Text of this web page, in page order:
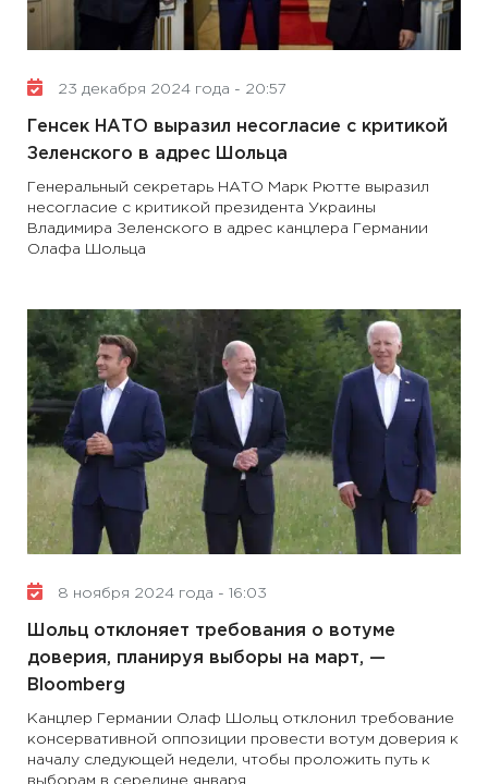
23 декабря 2024 года - 20:57
Генсек НАТО выразил несогласие с критикой
Зеленского в адрес Шольца
Генеральный секретарь НАТО Марк Рютте выразил
несогласие с критикой президента Украины
Владимира Зеленского в адрес канцлера Германии
Олафа Шольца
8 ноября 2024 года - 16:03
Шольц отклоняет требования о вотуме
доверия, планируя выборы на март, —
Bloomberg
Канцлер Германии Олаф Шольц отклонил требование
консервативной оппозиции провести вотум доверия к
началу следующей недели, чтобы проложить путь к
выборам в середине января